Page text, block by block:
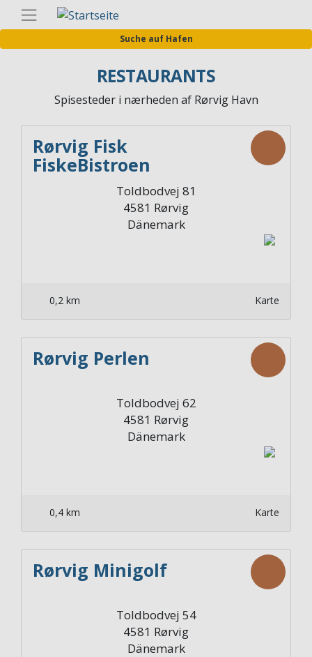
Direkt
zum
Suche auf Hafen
RESTAURANTS
Spisesteder i nærheden af Rørvig Havn
Rørvig Fisk
FiskeBistroen
Toldbodvej 81
4581 Rørvig
Dänemark
0,2 km Karte
Rørvig Perlen
Toldbodvej 62
4581 Rørvig
Dänemark
0,4 km Karte
Rørvig Minigolf
Toldbodvej 54
4581 Rørvig
Dänemark